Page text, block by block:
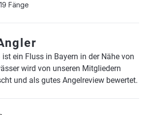
19 Fänge
ein Fluss in Bayern in der Nähe von
wird von unseren Mitgliedern
und als gutes Angelreview bewertet.